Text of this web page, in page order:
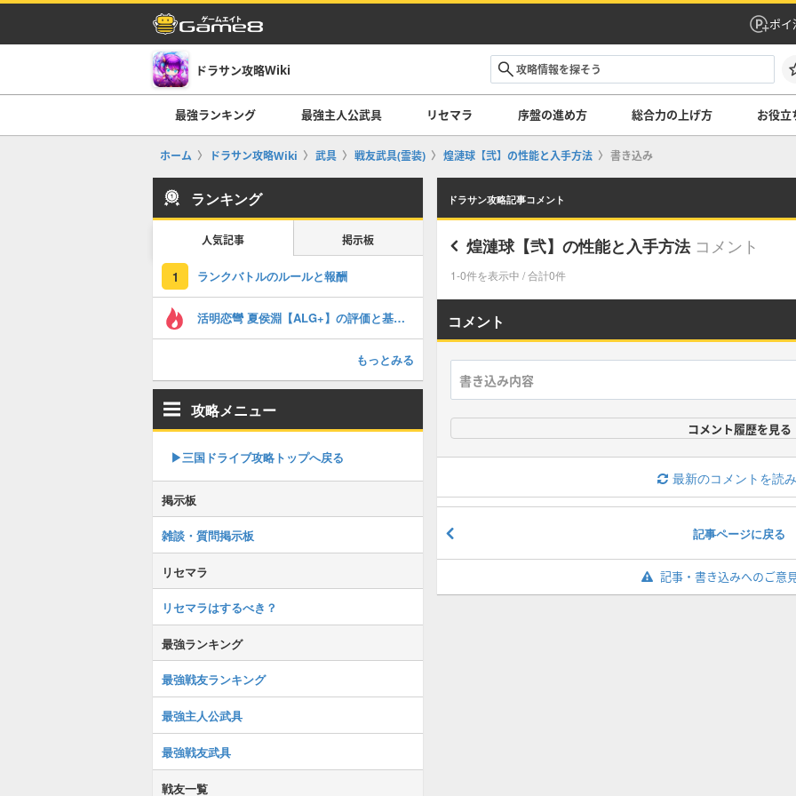
ポイ
ドラサン攻略Wiki
最強ランキング 最強主人公武具 リセマラ 序盤の進め方 総合力の上げ方 お役立
ホーム ドラサン攻略Wiki 武具 戦友武具(霊装) 煌漣球【弐】の性能と入手方法 書き込み
ドラサン攻略記事コメント
煌漣球【弐】の性能と入手方法 コメント
1-0件を表示中 / 合計0件
コメント
コメント履歴を見る
最新のコメントを読
記事ページに戻る
記事・書き込みへのご意
ランキング
人気記事 掲示板
1 ランクバトルのルールと報酬
活明恋彎 夏侯淵【ALG+】の評価と基本情報
もっとみる
攻略メニュー
▶︎三国ドライブ攻略トップへ戻る
掲示板
雑談・質問掲示板
リセマラ
リセマラはするべき？
最強ランキング
最強戦友ランキング
最強主人公武具
最強戦友武具
戦友一覧